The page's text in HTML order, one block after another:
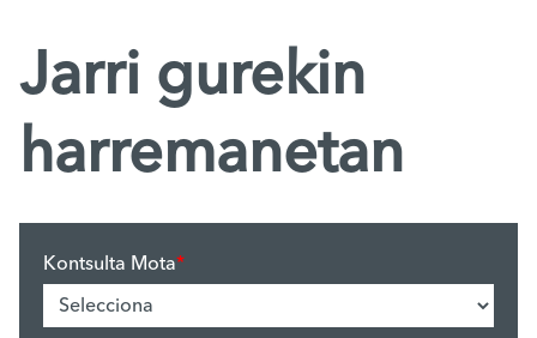
Jarri gurekin
harremanetan
Kontsulta Mota*